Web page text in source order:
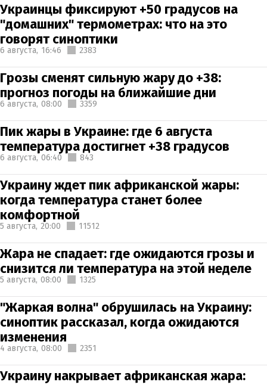
Украинцы фиксируют +50 градусов на
"домашних" термометрах: что на это
говорят синоптики
6 августа, 16:46 2383
Грозы сменят сильную жару до +38:
прогноз погоды на ближайшие дни
6 августа, 08:00 3359
Пик жары в Украине: где 6 августа
температура достигнет +38 градусов
6 августа, 06:40 843
Украину ждет пик африканской жары:
когда температура станет более
комфортной
5 августа, 20:00 11512
Жара не спадает: где ожидаются грозы и
снизится ли температура на этой неделе
5 августа, 08:00 1325
"Жаркая волна" обрушилась на Украину:
синоптик рассказал, когда ожидаются
изменения
4 августа, 08:00 2351
Украину накрывает африканская жара: